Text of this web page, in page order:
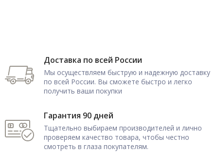
Доставка по всей России
Мы осуществляем быструю и надежную доставку
по всей России. Вы сможете быстро и легко
получить ваши покупки
Гарантия 90 дней
Тщательно выбираем производителей и лично
проверяем качество товара, чтобы честно
смотреть в глаза покупателям.